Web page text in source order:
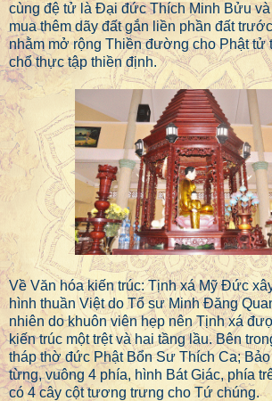
cùng đệ tử là Đại đức Thích Minh Bửu
mua thêm dãy đất gắn liền phần đất
nhằm mở rộng Thiền đường cho Phật tử
chổ thực tập thiền định.
Về Văn hóa kiến trúc: Tịnh xá Mỹ Đức
hình thuần Việt do Tổ sư Minh Đăng
nhiên do khuôn viên hẹp nên Tịnh xá
kiến trúc một trệt và hai tầng lầu. Bên
tháp thờ đức Phật Bổn Sư Thích Ca;
từng, vuông 4 phía, hình Bát Giác, phía
có 4 cây cột tương trưng cho Tứ chúng.